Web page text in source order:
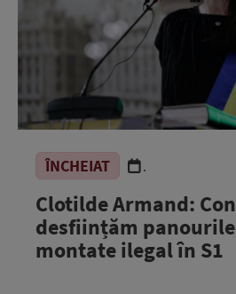
ÎNCHEIAT .
Clotilde Armand:
desființăm
montate ilegal în S1